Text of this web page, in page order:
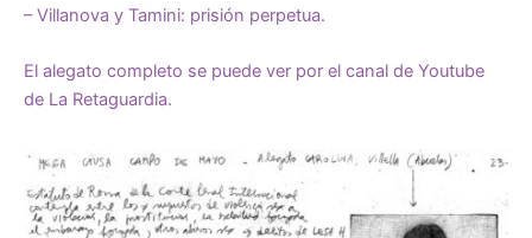
– Villanova y Tamini: prisión perpetua.
El alegato completo se puede ver por el canal de Youtube
de La Retaguardia.